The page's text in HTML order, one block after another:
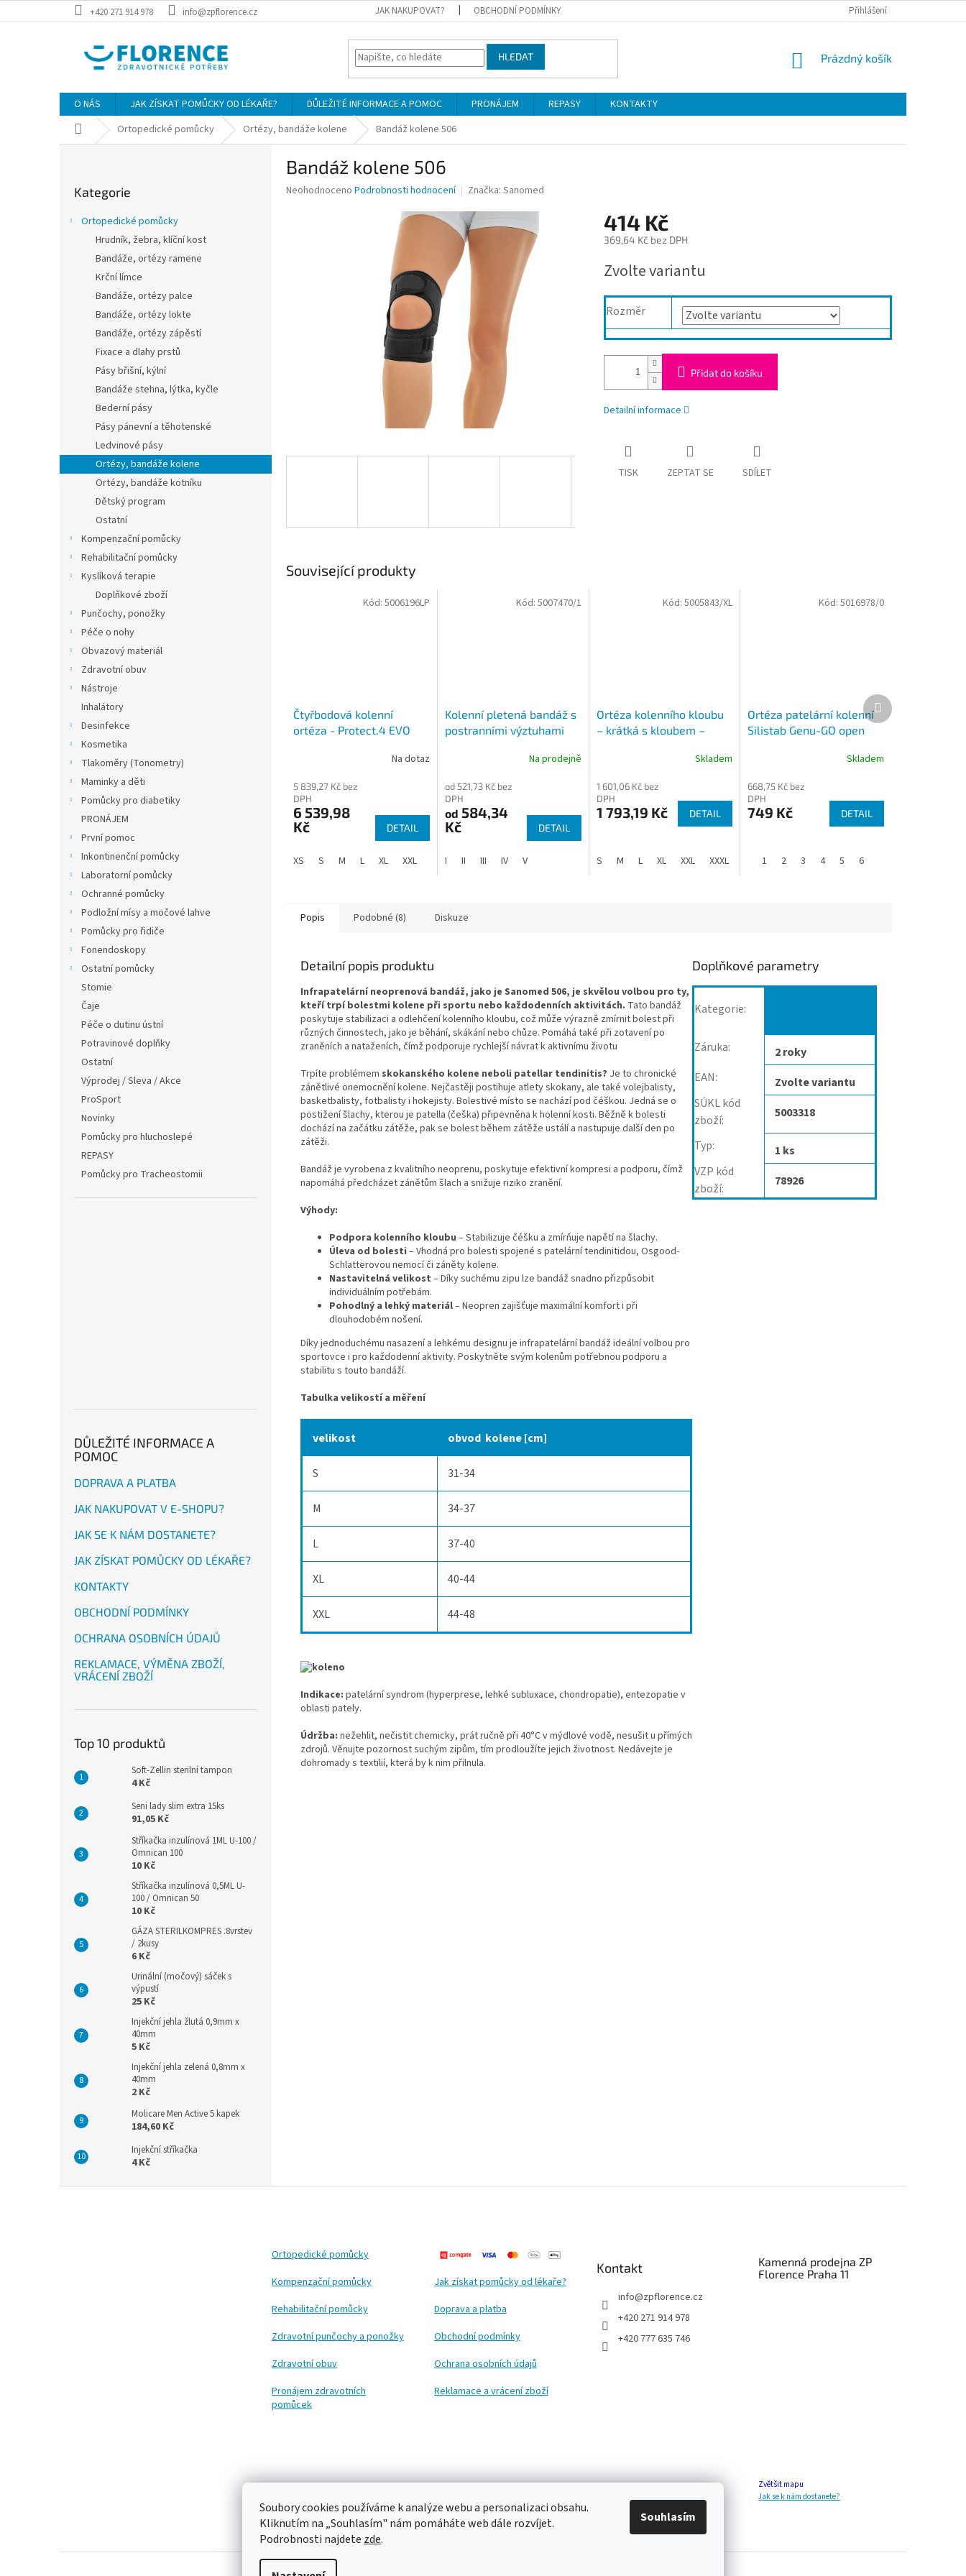
Soubory cookies používáme k analýze webu a personalizaci obsahu.
Kliknutím na „Souhlasím" nám pomáháte web dále rozvíjet.
Podrobnosti najdete zde.
Souhlasím
na
+420 271 914 978 info@zpflorence.cz JAK NAKUPOVAT? OBCHODNÍ PODMÍNKY Přihlášení
HLEDAT
NÁKUPNÍ
Prázdný košík
O NÁS JAK ZÍSKAT POMŮCKY OD LÉKAŘE? DŮLEŽITÉ INFORMACE A POMOC PRONÁJEM REPASY
KONTAKTY
Domů Ortopedické pomůcky Ortézy, bandáže kolene Bandáž kolene 506
kategorie
Kategorie
Ortopedické pomůcky
Hrudník, žebra, klíční kost
Bandáže, ortézy ramene
Krční límce
Bandáže, ortézy palce
Bandáže, ortézy lokte
Bandáže, ortézy zápěstí
Fixace a dlahy prstů
Pásy břišní, kýlní
Bandáže stehna, lýtka, kyčle
Bederní pásy
Pásy pánevní a těhotenské
Ledvinové pásy
Ortézy, bandáže kolene
Ortézy, bandáže kotníku
Dětský program
Ostatní
Kompenzační pomůcky
Rehabilitační pomůcky
Kyslíková terapie
Doplňkové zboží
Punčochy, ponožky
Péče o nohy
Obvazový materiál
Zdravotní obuv
Nástroje
Inhalátory
Desinfekce
Kosmetika
Tlakoměry (Tonometry)
Maminky a děti
Pomůcky pro diabetiky
PRONÁJEM
První pomoc
Inkontinenční pomůcky
Laboratorní pomůcky
Ochranné pomůcky
Podložní mísy a močové lahve
Pomůcky pro řidiče
Fonendoskopy
Ostatní pomůcky
Stomie
Čaje
Péče o dutinu ústní
Potravinové doplňky
Ostatní
Výprodej / Sleva / Akce
ProSport
Novinky
Pomůcky pro hluchoslepé
REPASY
Pomůcky pro Tracheostomii
DŮLEŽITÉ INFORMACE A
POMOC
DOPRAVA A PLATBA
JAK NAKUPOVAT V E-SHOPU?
JAK SE K NÁM DOSTANETE?
JAK ZÍSKAT POMŮCKY OD LÉKAŘE?
KONTAKTY
OBCHODNÍ PODMÍNKY
OCHRANA OSOBNÍCH ÚDAJŮ
REKLAMACE, VÝMĚNA ZBOŽÍ,
VRÁCENÍ ZBOŽÍ
Top 10 produktů
Soft-Zellin sterilní tampon
4 Kč
Seni lady slim extra 15ks
91,05 Kč
Stříkačka inzulínová 1ML U-100 /
Omnican 100
10 Kč
Stříkačka inzulínová 0,5ML U-
100 / Omnican 50
10 Kč
GÁZA STERILKOMPRES .8vrstev
/ 2kusy
6 Kč
Urinální (močový) sáček s
výpustí
25 Kč
Injekční jehla žlutá 0,9mm x
40mm
5 Kč
Injekční jehla zelená 0,8mm x
40mm
2 Kč
Molicare Men Active 5 kapek
184,60 Kč
Injekční stříkačka
4 Kč
Bandáž kolene 506
Průměrné
Neohodnoceno Podrobnosti hodnocení Značka: Sanomed
414 Kč
369,64 Kč bez DPH
cena:
Zvolte variantu
Rozměr
Přidat do košíku
Detailní informace
TISK ZEPTAT SE SDÍLET
Související produkty
Čtyřbodová kolenní
ortéza - Protect.4 EVO
Na dotaz
5 839,27 Kč bez
DPH
6 539,98
Kč
DETAIL
XS S M L XL XXL
Kód: 5006196LP
Kolenní pletená bandáž s
postranními výztuhami
Na prodejně
od 521,73 Kč bez
DPH
od 584,34
Kč
DETAIL
I II III IV V
Kód: 5007470/1
Ortéza kolenního kloubu
– krátká s kloubem –
Skladem
1 601,06 Kč bez
DPH
1 793,19 Kč DETAIL
S M L XL XXL XXXL XXXXL
Kód:5005843/XL
Ortéza patelární kolenní
Silistab Genu-GO open
Skladem
668,75 Kč bez
DPH
749 Kč DETAIL
1 2 3 4 5 6
Kód: 5016978/0
Další
produkt
Popis Podobné (8) Diskuze
Detailní popis produktu
Infrapatelární neoprenová bandáž, jako je Sanomed 506, je skvělou volbou pro ty,
kteří trpí bolestmi kolene při sportu nebo každodenních aktivitách. Tato bandáž
poskytuje stabilizaci a odlehčení kolenního kloubu, což může výrazně zmírnit bolest při
různých činnostech, jako je běhání, skákání nebo chůze. Pomáhá také při zotavení po
zraněních a nataženích, čímž podporuje rychlejší návrat k aktivnímu životu
Trpíte problémem skokanského kolene neboli patellar tendinitis? Je to chronické
zánětlivé onemocnění kolene. Nejčastěji postihuje atlety skokany, ale také volejbalisty,
basketbalisty, fotbalisty i hokejisty. Bolestivé místo se nachází pod čéškou. Jedná se o
postižení šlachy, kterou je patella (češka) připevněna k holenní kosti. Běžně k bolesti
dochází na začátku zátěže, pak se bolest během zátěže ustálí a nastupuje další den po
zátěži.
Bandáž je vyrobena z kvalitního neoprenu, poskytuje efektivní kompresi a podporu, čímž
napomáhá předcházet zánětům šlach a snižuje riziko zranění.
Výhody:
Podpora kolenního kloubu – Stabilizuje čéšku a zmírňuje napětí na šlachy.
Úleva od bolesti – Vhodná pro bolesti spojené s patelární tendinitidou, Osgood-
Schlatterovou nemocí či záněty kolene.
Nastavitelná velikost – Díky suchému zipu lze bandáž snadno přizpůsobit
individuálním potřebám.
Pohodlný a lehký materiál– Neopren zajišťuje maximální komfort i při
dlouhodobém nošení.
Díky jednoduchému nasazení a lehkému designu je infrapatelární bandáž ideální volbou pro
sportovce i pro každodenní aktivity. Poskytněte svým kolenům potřebnou podporu a
stabilitu s touto bandáží.
Tabulka velikostí a měření
velikost obvod kolene [cm]
S 31-34
M 34-37
L 37-40
XL 40-44
XXL 44-48
Indikace: patelární syndrom (hyperprese, lehké subluxace, chondropatie), entezopatie v
oblasti pately.
Údržba: nežehlit, nečistit chemicky, prát ručně při 40°C v mýdlové vodě, nesušit u přímých
zdrojů. Věnujte pozornost suchým zipům, tím prodloužíte jejich životnost. Nedávejte je
dohromady s textilií, která by k nim přilnula.
Doplňkové parametry
Kategorie:
Záruka:
2 roky
EAN:
Zvolte variantu
SÚKL kód
zboží: 5003318
Typ:
1 ks
VZP kód
zboží: 78926
Ortopedické pomůcky
Kompenzační pomůcky
Rehabilitační pomůcky
Zdravotní punčochy a ponožky
Zdravotní obuv
Pronájem zdravotních
pomůcek
Jak získat pomůcky od lékaře?
Doprava a platba
Obchodní podmínky
Ochrana osobních údajů
Reklamace a vrácení zboží
Kontakt
info@zpflorence.cz
+420 271 914 978
+420 777 635 746
Kamenná prodejna ZP
Florence Praha 11
Zvětšit mapu
Jak se k nám dostanete?